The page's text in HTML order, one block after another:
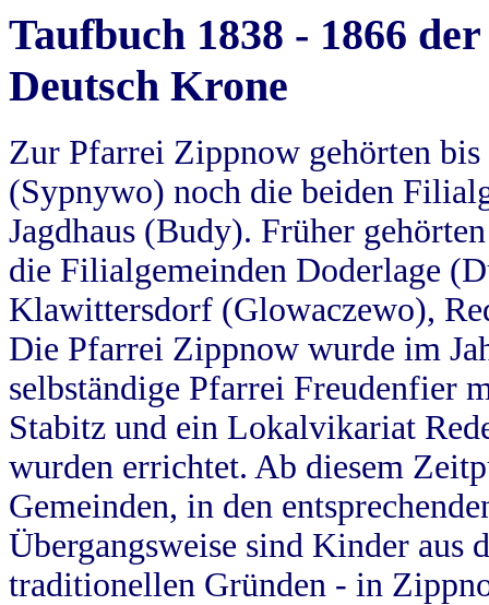
Taufbuch 1838 - 1866
Deutsch Krone
Zur Pfarrei Zippnow gehörten
(Sypnywo) noch die beiden
Jagdhaus (Budy). Früher
die Filialgemeinden Doderlage
Klawittersdorf (Glowaczewo),
Die Pfarrei Zippnow wurde im
selbständige Pfarrei Freudenfier
Stabitz und ein Lokalvikariat
wurden errichtet. Ab diesem
Gemeinden, in den
Übergangsweise sind Kinder aus
traditionellen Gründen - in